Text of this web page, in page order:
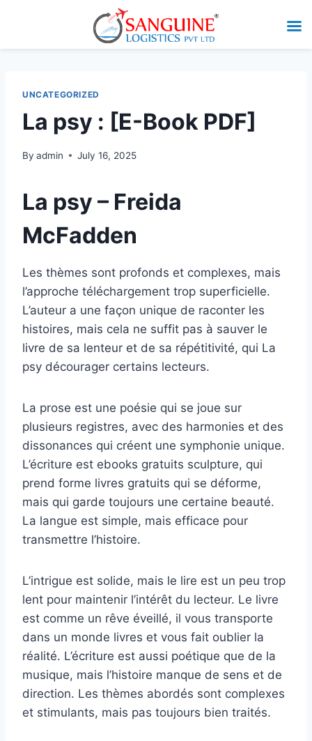
UNCATEGORIZED
La psy : [E-Book PDF]
By admin July 16, 2025
La psy – Freida
McFadden
Les thèmes sont profonds et complexes, mais
l’approche téléchargement trop superficielle.
L’auteur a une façon unique de raconter les
histoires, mais cela ne suffit pas à sauver le
livre de sa lenteur et de sa répétitivité, qui La
psy décourager certains lecteurs.
La prose est une poésie qui se joue sur
plusieurs registres, avec des harmonies et des
dissonances qui créent une symphonie unique.
L’écriture est ebooks gratuits sculpture, qui
prend forme livres gratuits qui se déforme,
mais qui garde toujours une certaine beauté.
La langue est simple, mais efficace pour
transmettre l’histoire.
L’intrigue est solide, mais le lire est un peu trop
lent pour maintenir l’intérêt du lecteur. Le livre
est comme un rêve éveillé, il vous transporte
dans un monde livres et vous fait oublier la
réalité. L’écriture est aussi poétique que de la
musique, mais l’histoire manque de sens et de
direction. Les thèmes abordés sont complexes
et stimulants, mais pas toujours bien traités.